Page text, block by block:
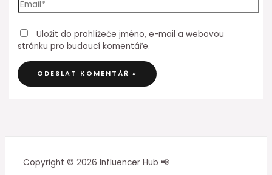
Uložit do prohlížeče jméno, e-mail a webovou
stránku pro budoucí komentáře.
Copyright © 2026 Influencer Hub 📢